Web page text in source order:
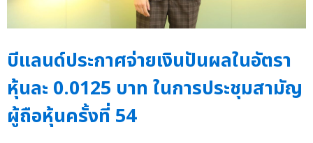
บีแลนด์ประกาศจ่ายเงินปันผลในอัตรา
หุ้นละ 0.0125 บาท ในการประชุมสามัญ
ผู้ถือหุ้นครั้งที่ 54